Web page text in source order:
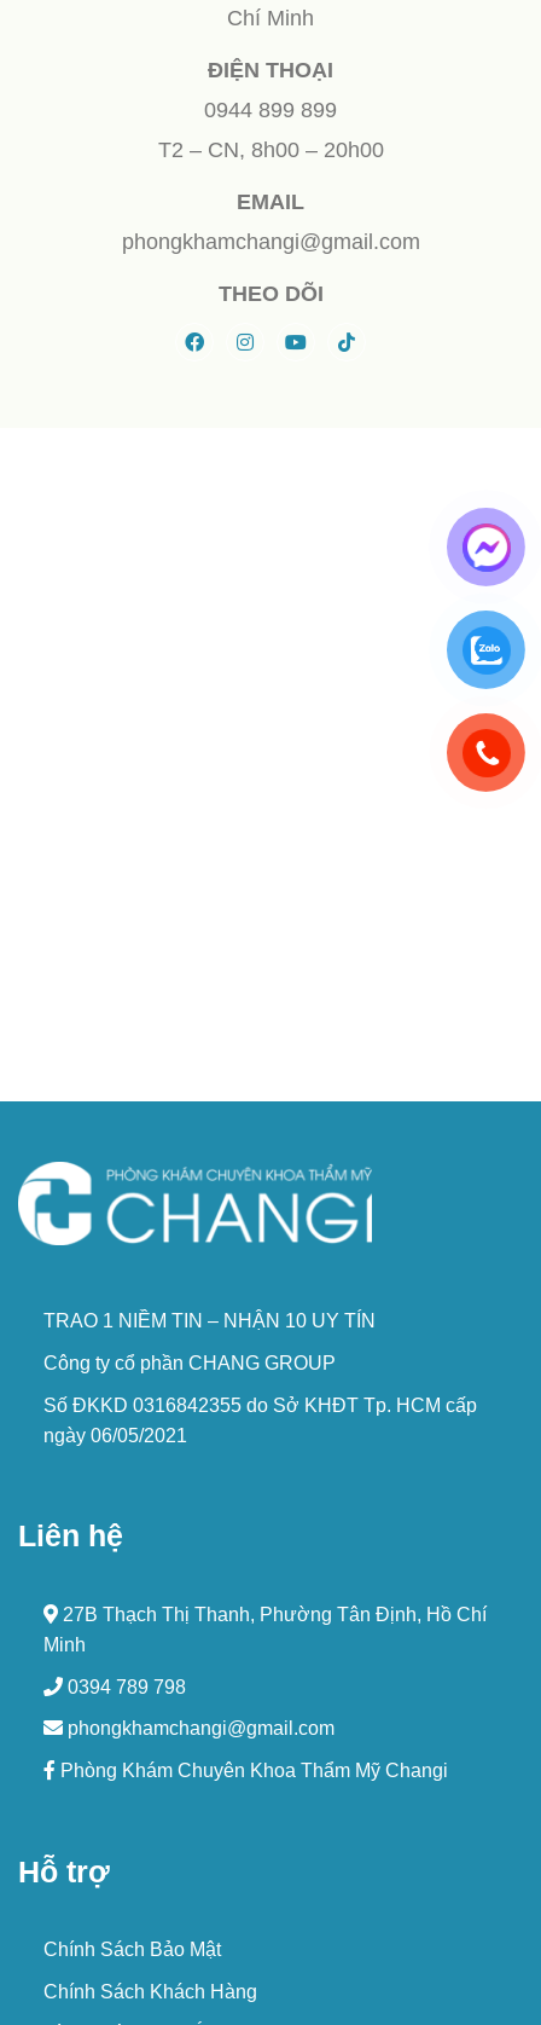
Chí Minh
ĐIỆN THOẠI
0944 899 899
T2 – CN, 8h00 – 20h00
EMAIL
phongkhamchangi@gmail.com
THEO DÕI
TRAO 1 NIỀM TIN – NHẬN 10 UY TÍN
Công ty cổ phần CHANG GROUP
Số ĐKKD 0316842355 do Sở KHĐT Tp. HCM cấp
ngày 06/05/2021
Liên hệ
27B Thạch Thị Thanh, Phường Tân Định, Hồ Chí
Minh
0394 789 798
phongkhamchangi@gmail.com
Phòng Khám Chuyên Khoa Thẩm Mỹ Changi
Hỗ trợ
Chính Sách Bảo Mật
Chính Sách Khách Hàng